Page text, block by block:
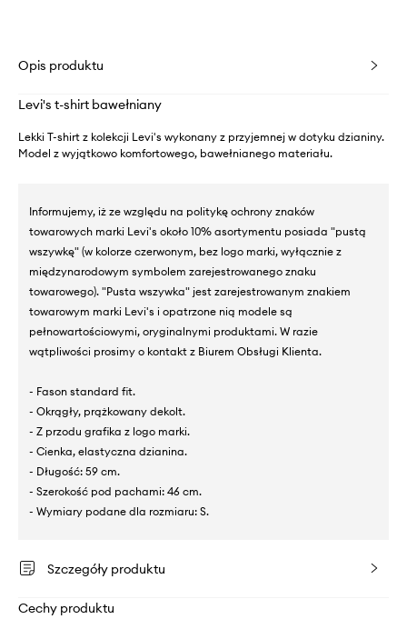
Opis produktu
Levi's t-shirt bawełniany
Lekki T-shirt z kolekcji Levi's wykonany z przyjemnej w dotyku dzianiny.
Model z wyjątkowo komfortowego, bawełnianego materiału.
Informujemy, iż ze względu na politykę ochrony znaków
towarowych marki Levi's około 10% asortymentu posiada "pustą
wszywkę" (w kolorze czerwonym, bez logo marki, wyłącznie z
międzynarodowym symbolem zarejestrowanego znaku
towarowego). "Pusta wszywka" jest zarejestrowanym znakiem
towarowym marki Levi's i opatrzone nią modele są
pełnowartościowymi, oryginalnymi produktami. W razie
wątpliwości prosimy o kontakt z Biurem Obsługi Klienta.
- Fason standard fit.
- Okrągły, prążkowany dekolt.
- Z przodu grafika z logo marki.
- Cienka, elastyczna dzianina.
- Długość: 59 cm.
- Szerokość pod pachami: 46 cm.
- Wymiary podane dla rozmiaru: S.
Szczegóły produktu
Cechy produktu